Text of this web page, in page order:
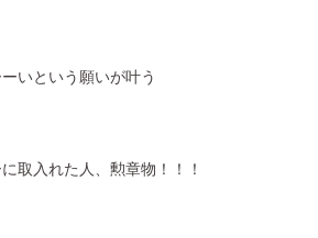
いという願いが叶う
取入れた人、勲章物！！！